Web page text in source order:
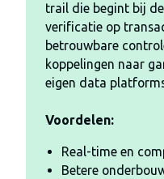
traildie begint bij
verificatie op
betrouwbare
koppelingen naar
eigen data
Voordelen:
Real-time en
Betere